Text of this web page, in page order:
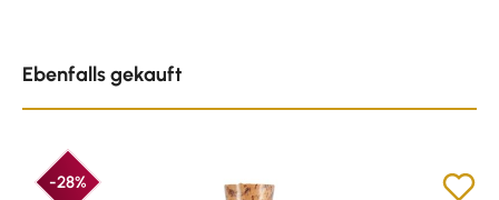
Ebenfalls gekauft
-28%